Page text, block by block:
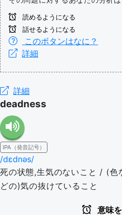
読めるようになる
話せるようになる
このボタンはなに？
詳細
詳細
deadness
IPA（発音記号）
/dɛdnəs/
死の状態,生気のないこと / (色
どの)気の抜けていること
意味